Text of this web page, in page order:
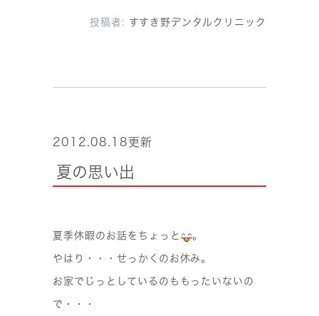
投稿者: すすき野デンタルクリニック
2012.08.18更新
夏の思い出
夏季休暇のお話をちょっと 。
やはり・・・せっかくのお休み。
お家でじっとしているのももったいないの
で・・・